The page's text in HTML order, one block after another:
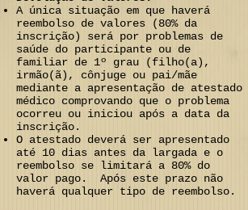
A única situação em que haverá
reembolso de valores (80% da
inscrição) será por problemas de
saúde do participante ou de
familiar de 1º grau (filho(a),
irmão(ã), cônjuge ou pai/mãe
mediante a apresentação de atestado
médico comprovando que o problema
ocorreu ou iniciou após a data da
inscrição.
O atestado deverá ser apresentado
até 10 dias antes da largada e o
reembolso se limitará a 80% do
valor pago. Após este prazo não
haverá qualquer tipo de reembolso.